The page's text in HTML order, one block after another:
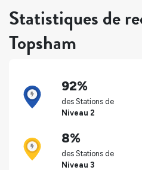
Statistiques de
Topsham
92%
des Stations de
Niveau 2
8%
des Stations de
Niveau 3